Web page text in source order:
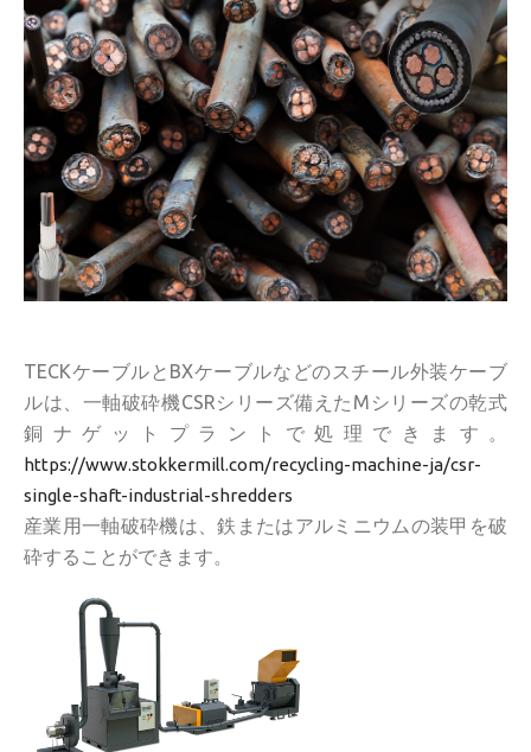
TECKケーブルとBXケーブルなどのスチール外装ケーブ
ルは、一軸破砕機CSRシリーズ備えたMシリーズの乾式
銅ナゲットプラントで処理できます。
https://www.stokkermill.com/recycling-machine-ja/csr-
single-shaft-industrial-shredders
産業用一軸破砕機は、鉄またはアルミニウムの装甲を破
砕することができます。